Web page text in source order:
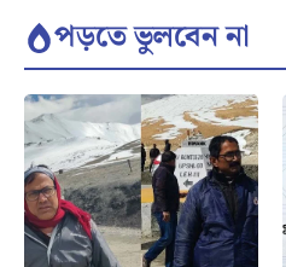
পড়তে ভুলবেন না